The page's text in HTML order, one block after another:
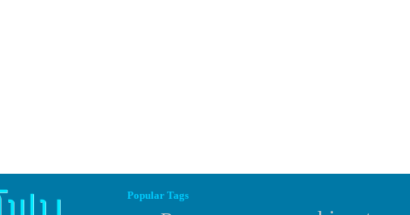
Popular Tags